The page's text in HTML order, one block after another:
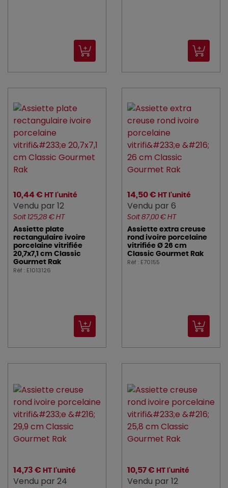
10,44 € HT l'unité
Vendu par 12
Soit 125,28 € HT
Assiette plate
rectangulaire ivoire
porcelaine vitrifiée
20,7x7,1 cm Classic
Gourmet Rak
Réf : E1013126
14,50 € HT l'unité
Vendu par 6
Soit 87,00 € HT
Assiette extra creuse
rond ivoire porcelaine
vitrifiée Ø 26 cm
Classic Gourmet Rak
Réf : E70155
14,73 € HT l'unité
Vendu par 24
10,57 € HT l'unité
Vendu par 12